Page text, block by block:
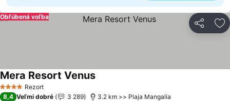
Zdieľať
Obľúbená voľba
4 Počet hviezdičiek
Rezort
Mera Resort VenusZobraziť ceny
8,4 Veľmi dobré 3 289 3.2 km >> Plaja Mangalia